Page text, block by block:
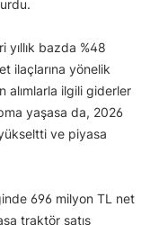
yıllık bazda %48
ilaçlarına yönelik
alımlarla ilgili giderler
yaşasa da, 2026
ve piyasa
696 milyon TL net
traktör satış